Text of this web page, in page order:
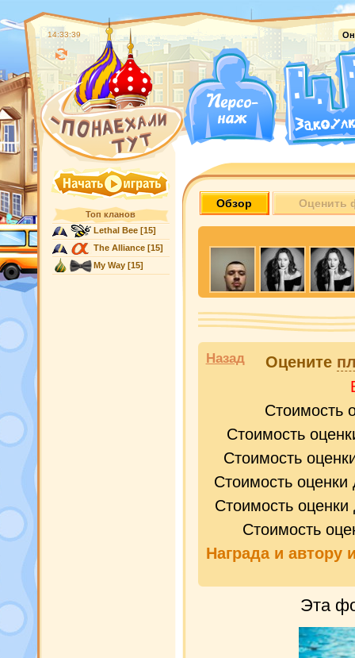
14:33:40
Топ кланов
Lethal Bee[15]
The Alliance[15]
My Way[15]
Обзор Оценить
Назад Оцените
Стоимость
Стоимость
Стоимость
Стоимость
Стоимость
Стоимость
Награда и автору
Эта